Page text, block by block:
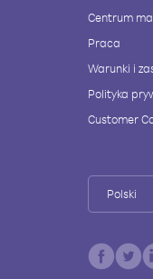
Centrum
Praca
Warunki i
Polityka
Customer
Polski